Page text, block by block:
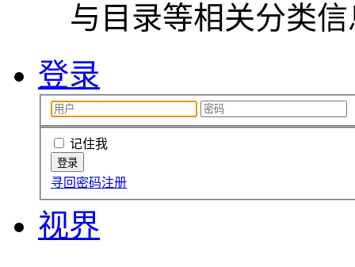
与目录等相关分类
登录
记住我
寻回密码注册
视界